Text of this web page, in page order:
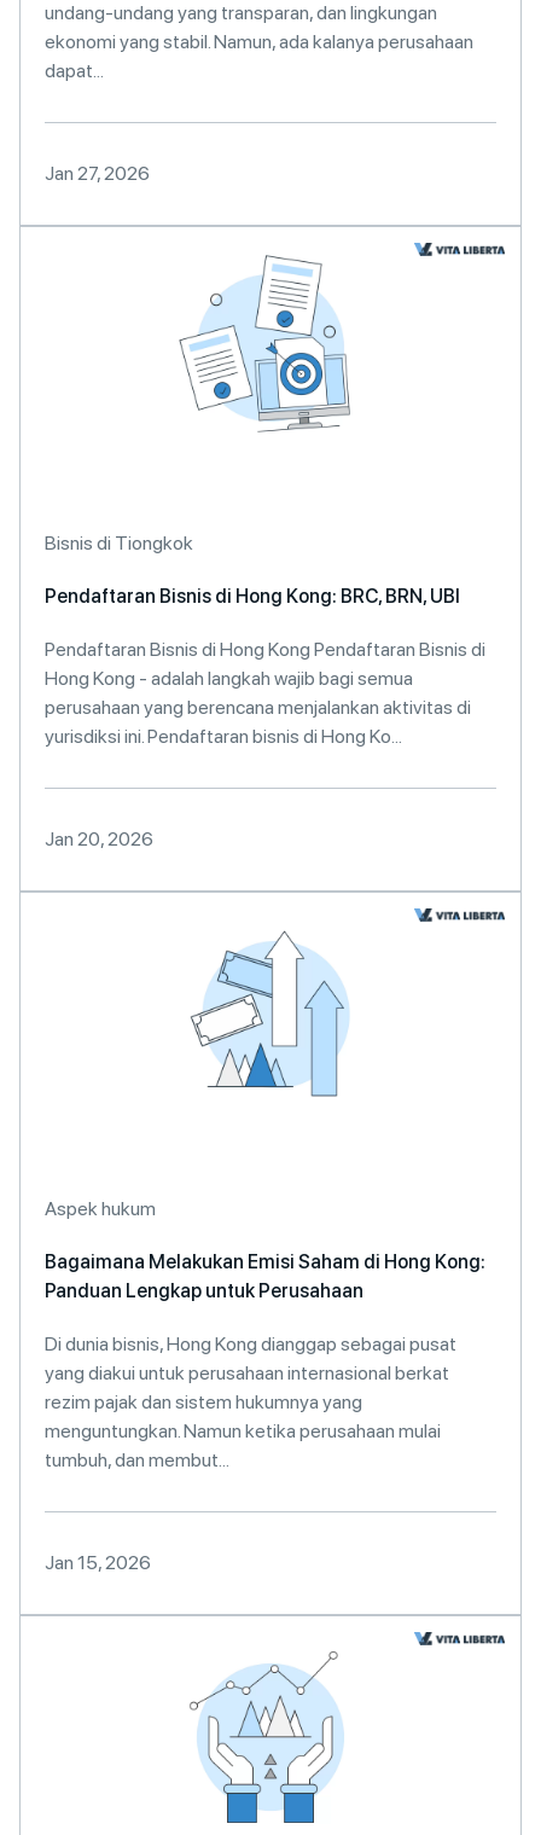
undang-undang yang transparan, dan lingkungan
ekonomi yang stabil. Namun, ada kalanya perusahaan
dapat...
Jan 27, 2026
Bisnis di Tiongkok
Pendaftaran Bisnis di Hong Kong: BRC, BRN, UBI
Pendaftaran Bisnis di Hong Kong Pendaftaran Bisnis di
Hong Kong - adalah langkah wajib bagi semua
perusahaan yang berencana menjalankan aktivitas di
yurisdiksi ini. Pendaftaran bisnis di Hong Ko...
Jan 20, 2026
Aspek hukum
Bagaimana Melakukan Emisi Saham di Hong Kong:
Panduan Lengkap untuk Perusahaan
Di dunia bisnis, Hong Kong dianggap sebagai pusat
yang diakui untuk perusahaan internasional berkat
rezim pajak dan sistem hukumnya yang
menguntungkan. Namun ketika perusahaan mulai
tumbuh, dan membut...
Jan 15, 2026